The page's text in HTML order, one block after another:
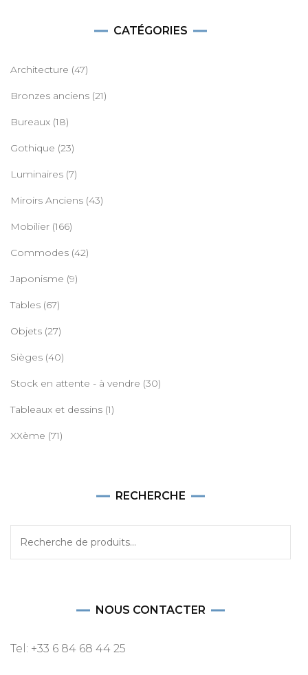
CATÉGORIES
Architecture (47)
Bronzes anciens (21)
Bureaux (18)
Gothique (23)
Luminaires (7)
Miroirs Anciens (43)
Mobilier (166)
Commodes (42)
Japonisme (9)
Tables (67)
Objets (27)
Sièges (40)
Stock en attente - à vendre (30)
Tableaux et dessins (1)
XXème (71)
RECHERCHE
NOUS CONTACTER
Tel: +33 6 84 68 44 25